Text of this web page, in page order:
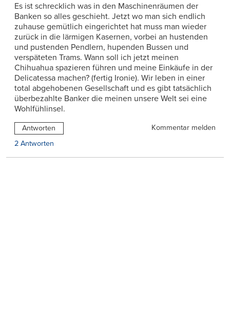
Es ist schrecklich was in den Maschinenräumen der
Banken so alles geschieht. Jetzt wo man sich endlich
zuhause gemütlich eingerichtet hat muss man wieder
zurück in die lärmigen Kasernen, vorbei an hustenden
und pustenden Pendlern, hupenden Bussen und
verspäteten Trams. Wann soll ich jetzt meinen
Chihuahua spazieren führen und meine Einkäufe in der
Delicatessa machen? (fertig Ironie). Wir leben in einer
total abgehobenen Gesellschaft und es gibt tatsächlich
überbezahlte Banker die meinen unsere Welt sei eine
Wohlfühlinsel.
Antworten
Kommentar melden
2 Antworten